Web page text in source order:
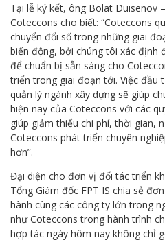
Tại lễ ký kết, ông Bolat Duisenov
Coteccons cho biết: “Coteccons
chuyển đổi số trong những giai
biến động, bởi chúng tôi xác định
để chuẩn bị sẵn sàng cho
triển trong giai đoạn tới. Việc đầu
quản lý ngành xây dựng sẽ giúp
hiện nay của Coteccons với các
giúp giảm thiểu chi phí, thời gian,
Coteccons phát triển chuyên
hơn”.
Đại diện cho đơn vị đối tác triển
Tổng Giám đốc FPT IS chia sẻ
hành cùng các công ty lớn trong
như Coteccons trong hành trình
hợp tác ngày hôm nay không chỉ